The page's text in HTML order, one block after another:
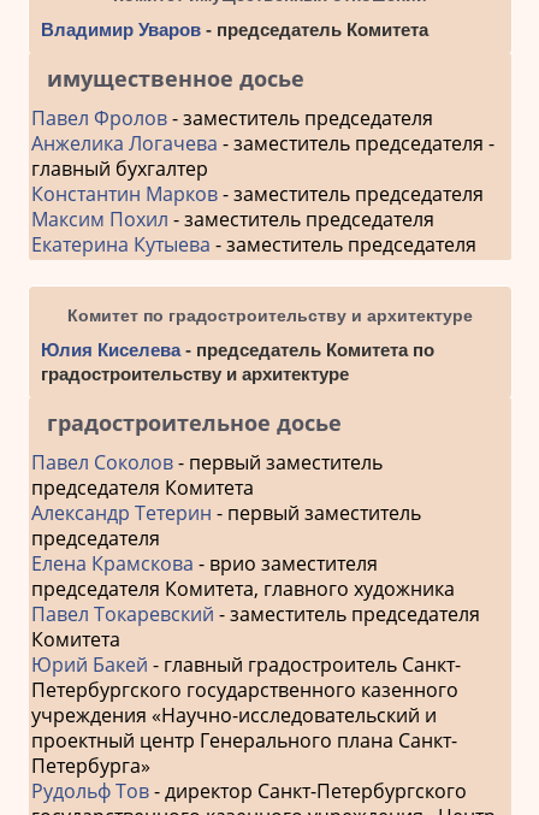
Владимир Уваров- председатель Комитета
имущественное досье
Павел Фролов- заместитель председателя
Анжелика Логачева - заместитель председателя -
главный бухгалтер
Константин Марков- заместитель председателя
Максим Похил - заместитель председателя
Екатерина Кутыева - заместитель председателя
Комитет по градостроительству и архитектуре
Юлия Киселева- председатель Комитета по
градостроительству и архитектуре
градостроительное досье
Павел Соколов- первый заместитель
председателя Комитета
Александр Тетерин - первый заместитель
председателя
Елена Крамскова - врио заместителя
председателя Комитета, главного художника
Павел Токаревский - заместитель председателя
Комитета
Юрий Бакей - главный градостроитель Санкт-
Петербургского государственного казенного
учреждения «Научно-исследовательский и
проектный центр Генерального плана Санкт-
Петербурга»
Рудольф Тов- директор Санкт-Петербургского